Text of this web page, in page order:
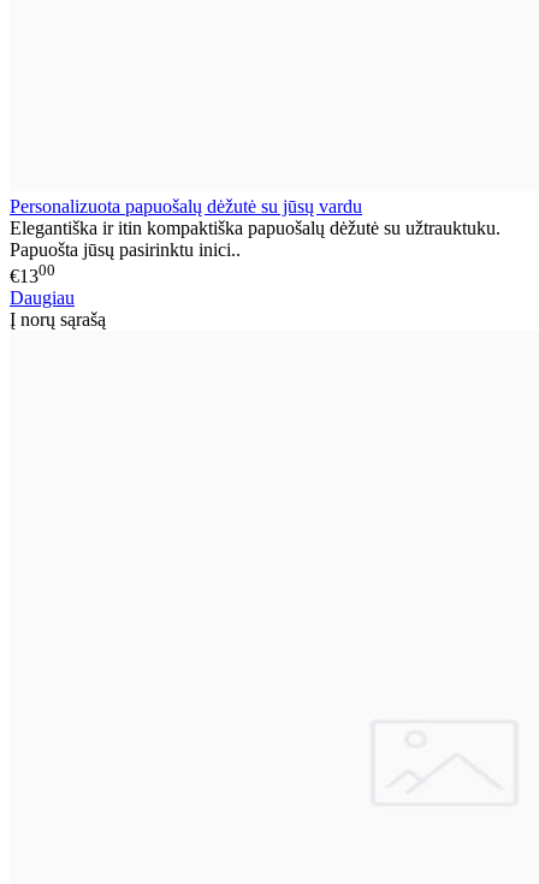
Personalizuota papuošalų dėžutė su jūsų vardu
Elegantiška ir itin kompaktiška papuošalų dėžutė su užtrauktuku.
Papuošta jūsų pasirinktu inici..
€1300
Daugiau
Į norų sąrašą